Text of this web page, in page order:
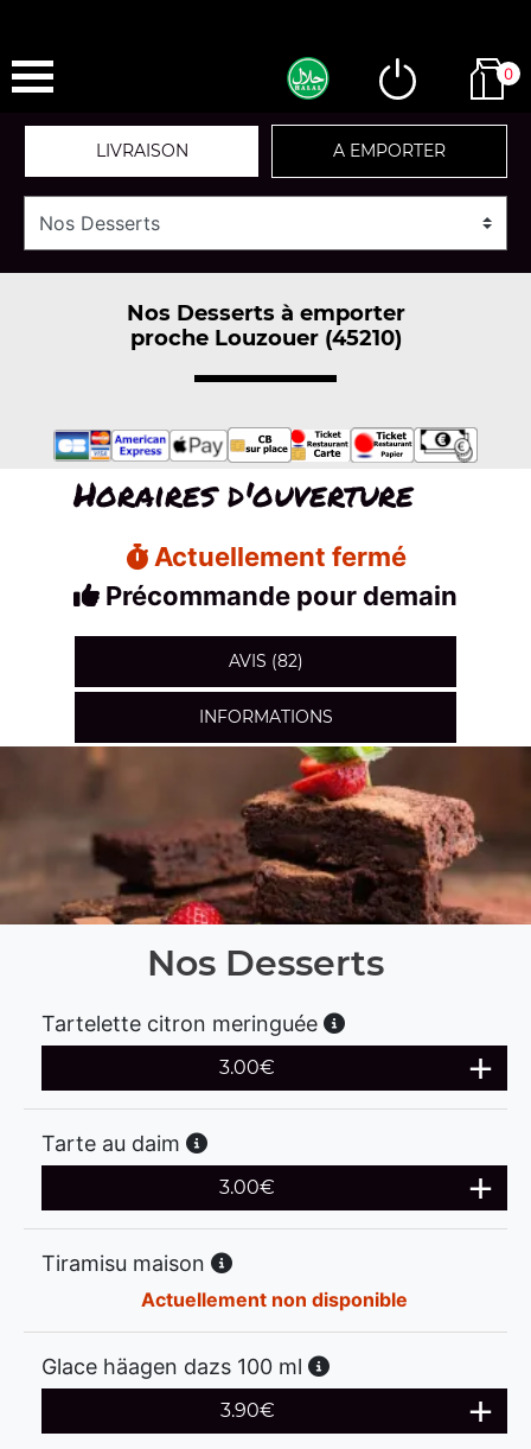
0
LIVRAISON A EMPORTER
Nos Desserts à emporter
proche Louzouer (45210)
Horaires d'ouverture
Actuellement fermé
Précommande pour demain
AVIS (82)
INFORMATIONS
Nos Desserts
Tartelette citron meringuée
3.00€
Tarte au daim
3.00€
Tiramisu maison
Actuellement non disponible
Glace häagen dazs 100 ml
3.90€